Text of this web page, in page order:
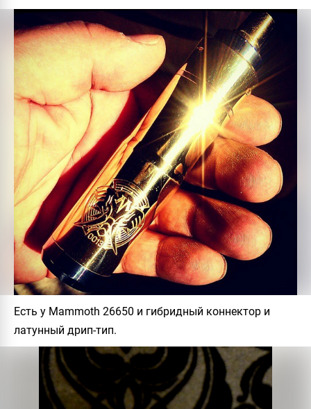
Есть у Mammoth 26650 и гибридный коннектор и
латунный дрип-тип.